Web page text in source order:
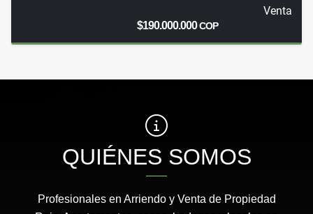
Venta
$190.000.000COP
QUIÉNES SOMOS
Profesionales en Arriendo y Venta de Propiedad